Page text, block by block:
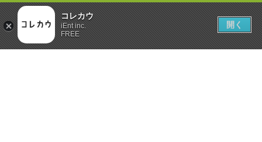
コレカウ
iEnt inc.
FREE
開く